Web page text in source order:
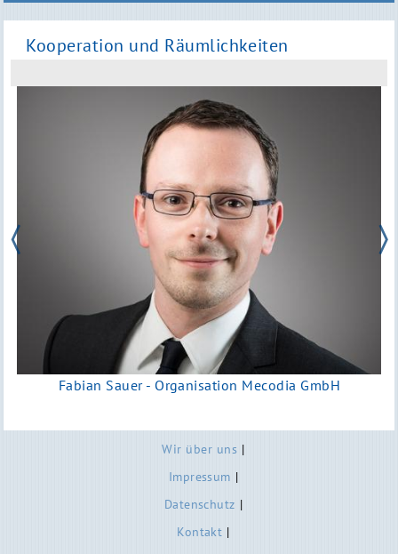
Kooperation und Räumlichkeiten
Fabian Sauer - Organisation Mecodia GmbH
Wir über uns
Impressum
Datenschutz
Kontakt